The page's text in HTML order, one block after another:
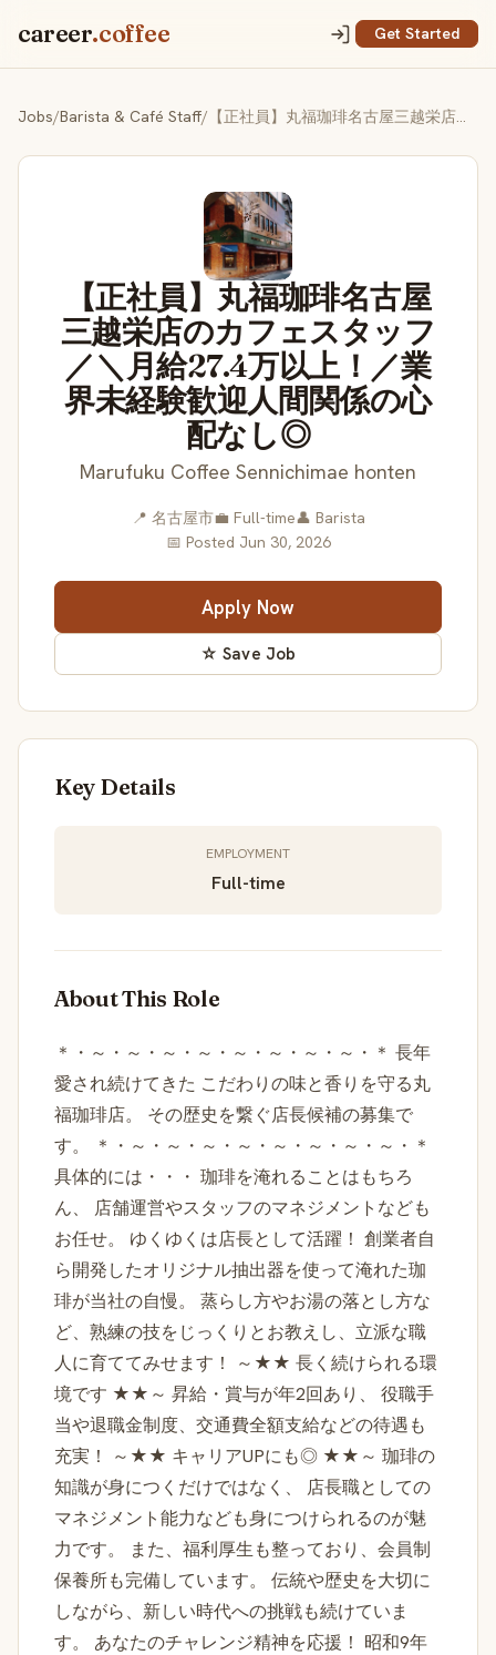
career.coffee Get Started
Jobs/Barista & Café Staff/ 【正社員】丸福珈琲名古屋三越栄店のカフェスタッフ／＼月給27.4万以上！／業界未経験歓迎人間関係の心配なし◎
【正社員】丸福珈琲名古屋
三越栄店のカフェスタッフ
／＼月給27.4万以上！／業
界未経験歓迎人間関係の心
配なし◎
Marufuku Coffee Sennichimae honten
📍 名古屋市💼 Full-time👤 Barista
📅 Posted Jun 30, 2026
Apply Now
☆ Save Job
Key Details
EMPLOYMENT
Full-time
About This Role
＊・～・～・～・～・～・～・～・～・＊ 長年
愛され続けてきた こだわりの味と香りを守る丸
福珈琲店。 その歴史を繋ぐ店長候補の募集で
す。 ＊・～・～・～・～・～・～・～・～・＊
具体的には・・・ 珈琲を淹れることはもちろ
ん、 店舗運営やスタッフのマネジメントなども
お任せ。 ゆくゆくは店長として活躍！ 創業者自
ら開発したオリジナル抽出器を使って淹れた珈
琲が当社の自慢。 蒸らし方やお湯の落とし方な
ど、熟練の技をじっくりとお教えし、立派な職
人に育ててみせます！ ～★★ 長く続けられる環
境です ★★～ 昇給・賞与が年2回あり、 役職手
当や退職金制度、交通費全額支給などの待遇も
充実！ ～★★ キャリアUPにも◎ ★★～ 珈琲の
知識が身につくだけではなく、 店長職としての
マネジメント能力なども身につけられるのが魅
力です。 また、福利厚生も整っており、会員制
保養所も完備しています。 伝統や歴史を大切に
しながら、新しい時代への挑戦も続けていま
す。 あなたのチャレンジ精神を応援！ 昭和9年